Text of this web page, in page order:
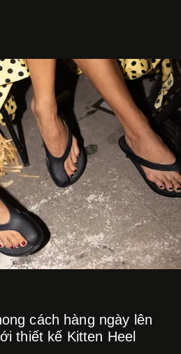
cách hàng ngày lên
thiết kế Kitten Heel